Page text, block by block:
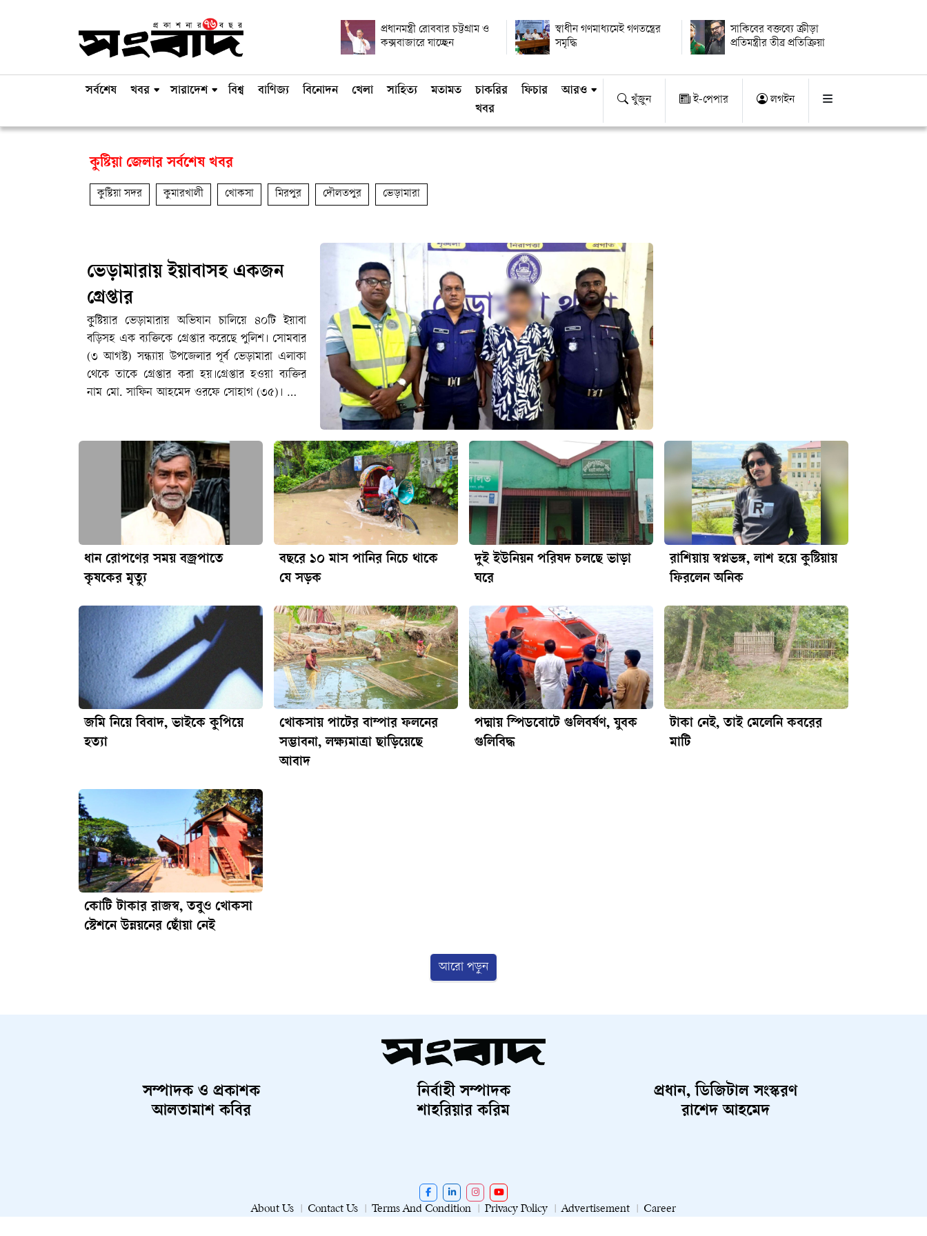
প্রধানমন্ত্রী রোববার চট্টগ্রাম ও
কক্সবাজারে যাচ্ছেন
স্বাধীন গণমাধ্যমেই গণতন্ত্রের
সমৃদ্ধি
সাকিবের বক্তব্যে ক্রীড়া
প্রতিমন্ত্রীর তীব্র প্রতিক্রিয়া
সর্বশেষ খবর সারাদেশ বিশ্ব বাণিজ্য বিনোদন খেলা সাহিত্য মতামত
চাকরির
খবর
ফিচার আরও
খুঁজুন ই-পেপার লগইন
কুষ্টিয়া জেলার সর্বশেষ খবর
কুষ্টিয়া সদর কুমারখালী খোকসা মিরপুর দৌলতপুর ভেড়ামারা
ভেড়ামারায় ইয়াবাসহ একজন
গ্রেপ্তার
কুষ্টিয়ার ভেড়ামারায় অভিযান চালিয়ে ৪০টি ইয়াবা
বড়িসহ এক ব্যক্তিকে গ্রেপ্তার করেছে পুলিশ। সোমবার
(৩ আগস্ট) সন্ধ্যায় উপজেলার পূর্ব ভেড়ামারা এলাকা
থেকে তাকে গ্রেপ্তার করা হয়।গ্রেপ্তার হওয়া ব্যক্তির
নাম মো. সাফিন আহমেদ ওরফে সোহাগ (৩৫)। তিনি
ভিত্তিতে সোমবার সন্ধ্যা পৌনে আটটার দিকে পূর্ব
ভেড়ামারা ৪ নম্বর ওয়ার্ড এলাকায় অভিযান চালায়
পুলিশ। অভিযানে এসআই (নি.) এস এম কামরুল
ইসলামের নেতৃত্বে পুলিশের একটি দল সাফিন
আহমেদের শয়নকক্ষ থেকে ৪০টি ইয়াবা বড়ি উদ্ধার
করে। এ সময় মাদক কেনাবেচার অভিযোগে তাকে
গ্রেপ্তার করা হয়।ভেড়ামারা থানার ভারপ্রাপ্ত কর্মকর্তা
(ওসি) মুহাম্মদ জাহিদুর রহমান বলেন, গ্রেপ্তার ব্যক্তির
বিরুদ্ধে মাদকদ্রব্য নিয়ন্ত্রণ আইনে মামলা করা হয়েছে।
এলাকাকে মাদকমুক্ত করতে এ ধরনের অভিযান
নিয়মিত অব্যাহত থাকবে। মাদকের সঙ্গে জড়িত
কাউকেই ছাড় দেওয়া হবে না।
ধান রোপণের সময় বজ্রপাতে
কৃষকের মৃত্যু
বছরে ১০ মাস পানির নিচে থাকে
যে সড়ক
দুই ইউনিয়ন পরিষদ চলছে ভাড়া
ঘরে
রাশিয়ায় স্বপ্নভঙ্গ, লাশ হয়ে কুষ্টিয়ায়
ফিরলেন অনিক
জমি নিয়ে বিবাদ, ভাইকে কুপিয়ে
হত্যা
খোকসায় পাটের বাম্পার ফলনের
সম্ভাবনা, লক্ষ্যমাত্রা ছাড়িয়েছে
আবাদ
পদ্মায় স্পিডবোটে গুলিবর্ষণ, যুবক
গুলিবিদ্ধ
টাকা নেই, তাই মেলেনি কবরের
মাটি
কোটি টাকার রাজস্ব, তবুও খোকসা
স্টেশনে উন্নয়নের ছোঁয়া নেই
আরো পড়ুন
সম্পাদক ও প্রকাশক
আলতামাশ কবির
নির্বাহী সম্পাদক
শাহরিয়ার করিম
প্রধান, ডিজিটাল সংস্করণ
রাশেদ আহমেদ
About Us Contact Us Terms And Condition Privacy Policy Advertisement Career